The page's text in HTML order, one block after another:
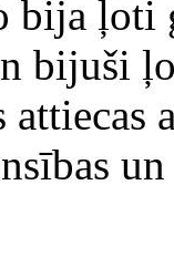
bija ļoti
bijuši
attiecas